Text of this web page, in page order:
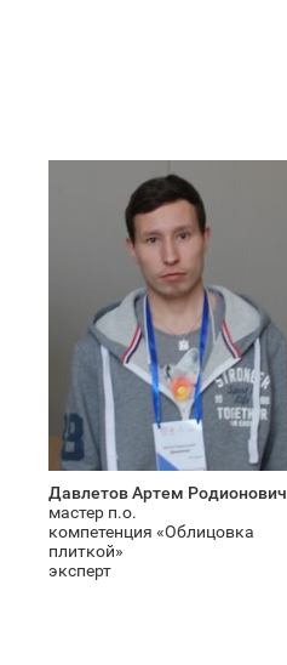
Давлетов Артем Родионович
мастер п.о.
компетенция «Облицовка
плиткой»
эксперт